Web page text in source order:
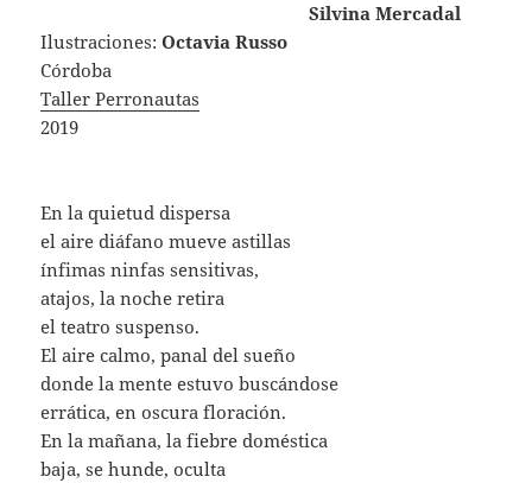
Silvina Mercadal
Ilustraciones:Octavia Russo
Córdoba
Taller Perronautas
2019
En la quietud dispersa
el aire diáfano mueve astillas
ínfimas ninfas sensitivas,
atajos, la noche retira
el teatro suspenso.
El aire calmo, panal del sueño
donde la mente estuvo buscándose
errática, en oscura floración.
En la mañana, la fiebre doméstica
baja, se hunde, oculta